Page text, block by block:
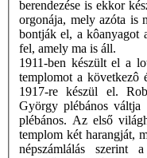
berendezése is ekkor
orgonája, mely azóta is
bontják el, a kôanyagot
fel, amely ma is áll.
1911-ben készült el a
templomot a következô
1917-re készül el.
György plébános
plébános. Az első
templom két harangját,
népszámlálás szerint